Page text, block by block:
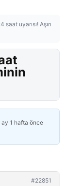
uyarısı! Aşırı
ay 1 hafta önce
#22851